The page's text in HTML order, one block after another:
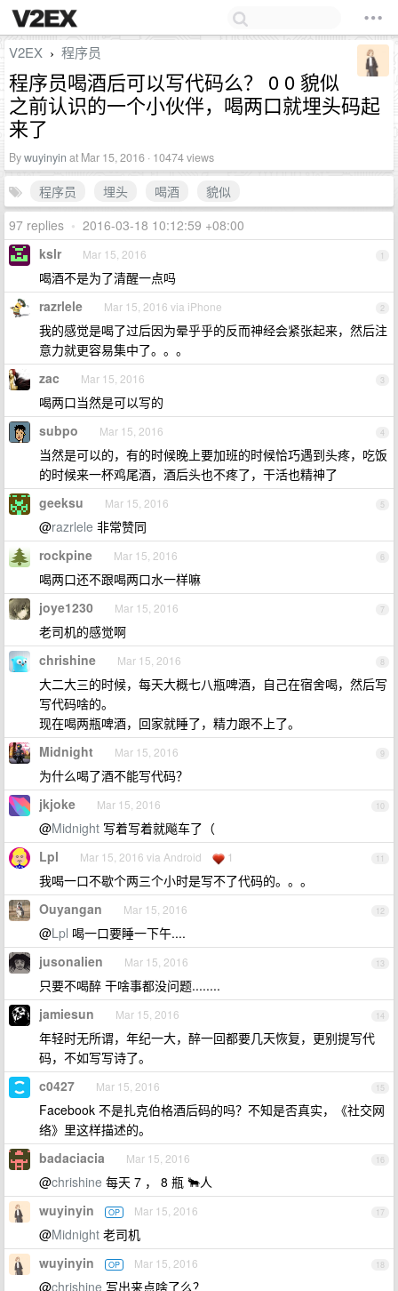
V2EX › 程序员
程序员喝酒后可以写代码么？ 0 0 貌似
之前认识的一个小伙伴，喝两口就埋头码起
来了
Bywuyinyin at Mar 15, 2016 · 10474 views
程序员 埋头 喝酒
貌似
97 replies • 2016-03-18 10:12:59 +08:00
1
kslr Mar 15, 2016
喝酒不是为了清醒一点吗
2
razrlele Mar 15, 2016 via iPhone
我的感觉是喝了过后因为晕乎乎的反而神经会紧张起来，然后注
意力就更容易集中了。。。
3
zac Mar 15, 2016
喝两口当然是可以写的
4
subpo Mar 15, 2016
当然是可以的，有的时候晚上要加班的时候恰巧遇到头疼，吃饭
的时候来一杯鸡尾酒，酒后头也不疼了，干活也精神了
5
geeksu Mar 15, 2016
@razrlele 非常赞同
6
rockpine Mar 15, 2016
喝两口还不跟喝两口水一样嘛
7
joye1230 Mar 15, 2016
老司机的感觉啊
8
chrishine Mar 15, 2016
大二大三的时候，每天大概七八瓶啤酒，自己在宿舍喝，然后写
写代码啥的。
现在喝两瓶啤酒，回家就睡了，精力跟不上了。
9
Midnight Mar 15, 2016
为什么喝了酒不能写代码？
10
jkjoke Mar 15, 2016
@Midnight 写着写着就飚车了（
11
Lpl Mar 15, 2016 via Android 1
我喝一口不歇个两三个小时是写不了代码的。。。
12
Ouyangan Mar 15, 2016
@Lpl 喝一口要睡一下午....
13
jusonalien Mar 15, 2016
只要不喝醉 干啥事都没问题........
14
jamiesun Mar 15, 2016
年轻时无所谓，年纪一大，醉一回都要几天恢复，更别提写代
码，不如写写诗了。
15
c0427 Mar 15, 2016
Facebook 不是扎克伯格酒后码的吗？不知是否真实，《社交网
络》里这样描述的。
16
badaciacia Mar 15, 2016
@chrishine 每天 7 ， 8 瓶 🐂人
17
wuyinyin OP Mar 15, 2016
@Midnight 老司机
18
wuyinyin OP Mar 15, 2016
@chrishine 写出来点啥了么？